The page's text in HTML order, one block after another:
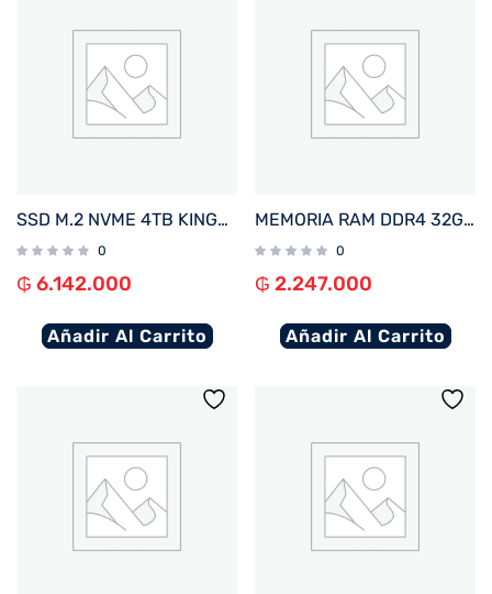
SSD M.2 NVME 4TB KINGSTON FURY RENEGADE C/DISIPADOR TERMICO SFYRDK/4000G 7300/7000 PCIE4.0
0
₲ 6.142.000
Añadir Al Carrito
MEMORIA RAM DDR4 32GB 3200 CRUCIAL CT32G4DFD832A
0
₲ 2.247.000
Añadir Al Carrito